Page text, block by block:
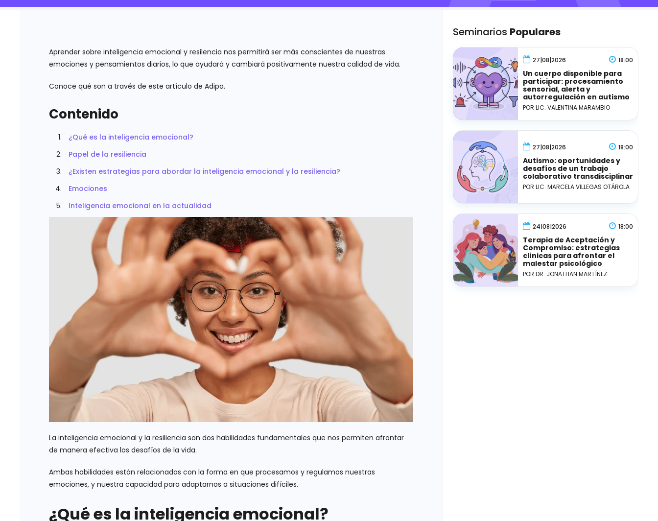
Aprender sobre inteligencia emocional y resilencia nos permitirá ser más conscientes de nuestras
emociones y pensamientos diarios, lo que ayudará y cambiará positivamente nuestra calidad de vida.
Conoce qué son a través de este artículo de Adipa.
Contenido
¿Qué es la inteligencia emocional?
Papel de la resiliencia
¿Existen estrategias para abordar la inteligencia emocional y la resiliencia?
Emociones
Inteligencia emocional en la actualidad
La inteligencia emocional y la resiliencia son dos habilidades fundamentales que nos permiten afrontar
de manera efectiva los desafíos de la vida.
Ambas habilidades están relacionadas con la forma en que procesamos y regulamos nuestras
emociones, y nuestra capacidad para adaptarnos a situaciones difíciles.
¿Qué es la inteligencia emocional?
Seminarios Populares
27|08|2026 18:00
Un cuerpo disponible para
participar: procesamiento
sensorial, alerta y
autorregulación en autismo
POR LIC. VALENTINA MARAMBIO
27|08|2026 18:00
Autismo: oportunidades y
desafíos de un trabajo
colaborativo transdisciplinar
POR LIC. MARCELA VILLEGAS OTÁROLA
24|08|2026 18:00
Terapia de Aceptación y
Compromiso: estrategias
clínicas para afrontar el
malestar psicológico
POR DR. JONATHAN MARTÍNEZ